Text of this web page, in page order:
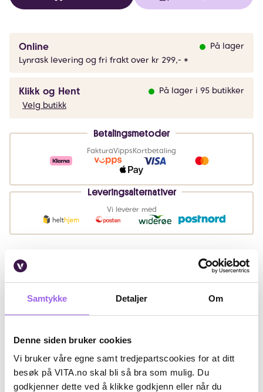
Samtykke Detaljer Om
Denne siden bruker cookies
Vi bruker våre egne samt tredjepartscookies for at ditt
besøk på VITA.no skal bli så bra som mulig. Du
godkjenner dette ved å klikke godkjenn eller når du
Online
På lager
Lynrask levering og fri frakt over kr 299,- *
Klikk og Hent
På lager i 95 butikker
Velg butikk
Betalingsmetoder
FakturaVippsKortbetaling
Leveringsalternativer
Vi leverer med
Beskrivelse
Ingredienser
Andre har også kjøpt..